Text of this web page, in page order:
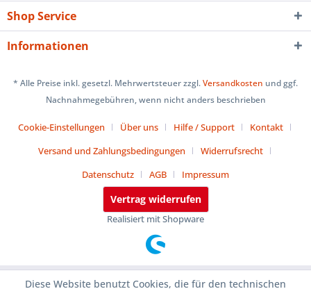
Shop Service
Informationen
* Alle Preise inkl. gesetzl. Mehrwertsteuer zzgl.Versandkosten und ggf.
Nachnahmegebühren, wenn nicht anders beschrieben
Cookie-Einstellungen Über uns Hilfe / Support
Kontakt
Versand und Zahlungsbedingungen
Widerrufsrecht
Datenschutz
AGB Impressum
Vertrag widerrufen
Realisiert mit Shopware
Diese Website benutzt Cookies, die für den technischen